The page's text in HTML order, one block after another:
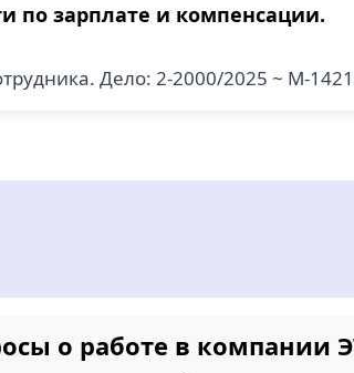
по зарплате и компенсации.
Дело: 2-2000/2025 ~ М-
о работе в компании